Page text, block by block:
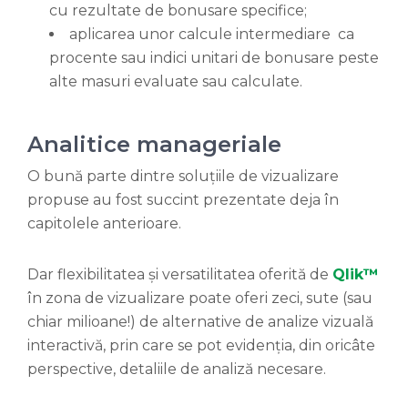
cu rezultate de bonusare specifice;
aplicarea unor calcule intermediare ca
procente sau indici unitari de bonusare peste
alte masuri evaluate sau calculate.
Analitice manageriale
O bună parte dintre soluțiile de vizualizare
propuse au fost succint prezentate deja în
capitolele anterioare.
Dar flexibilitatea și versatilitatea oferită de Qlik™
în zona de vizualizare poate oferi zeci, sute (sau
chiar milioane!) de alternative de analize vizuală
interactivă, prin care se pot evidenția, din oricâte
perspective, detaliile de analiză necesare.